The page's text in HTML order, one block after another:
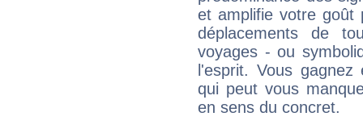
et amplifie votre goût
déplacements de
voyages - ou
l'esprit. Vous
qui peut vous
en sens du concret.